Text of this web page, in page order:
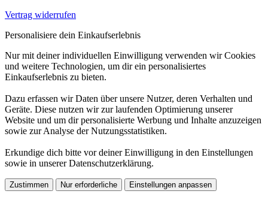
Vertrag widerrufen
Personalisiere dein Einkaufserlebnis
Nur mit deiner individuellen Einwilligung verwenden wir Cookies
und weitere Technologien, um dir ein personalisiertes
Einkaufserlebnis zu bieten.
Dazu erfassen wir Daten über unsere Nutzer, deren Verhalten und
Geräte. Diese nutzen wir zur laufenden Optimierung unserer
Website und um dir personalisierte Werbung und Inhalte anzuzeigen
sowie zur Analyse der Nutzungsstatistiken.
Erkundige dich bitte vor deiner Einwilligung in den Einstellungen
sowie in unserer Datenschutzerklärung.
Zustimmen Nur erforderliche Einstellungen anpassen